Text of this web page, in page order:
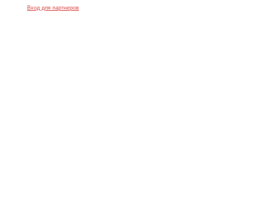
Вход для партнеров